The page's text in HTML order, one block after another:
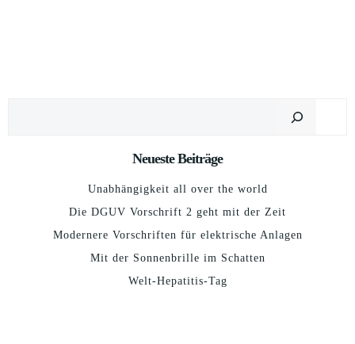
Neueste Beiträge
Unabhängigkeit all over the world
Die DGUV Vorschrift 2 geht mit der Zeit
Modernere Vorschriften für elektrische Anlagen
Mit der Sonnenbrille im Schatten
Welt-Hepatitis-Tag